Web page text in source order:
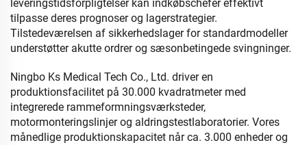
leveringstidsforpligtelser kan indkøbschefer effektivt
tilpasse deres prognoser og lagerstrategier.
Tilstedeværelsen af sikkerhedslager for standardmodeller
understøtter akutte ordrer og sæsonbetingede svingninger.
Ningbo Ks Medical Tech Co., Ltd. driver en
produktionsfacilitet på 30.000 kvadratmeter med
integrerede rammeformningsværksteder,
motormonteringslinjer og aldringstestlaboratorier. Vores
månedlige produktionskapacitet når ca. 3.000 enheder og